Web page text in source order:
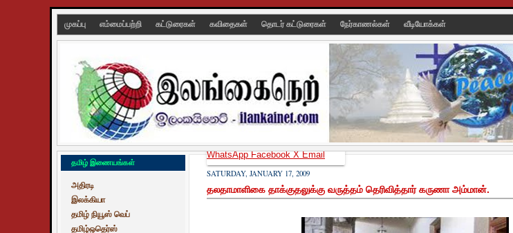
முகப்பு எம்மைப்பற்றி கட்டுரைகள் கவிதைகள் தொடர் கட்டுரைகள் நேர்காணல்கள் வீடியோக்கள்
தமிழ் இணையங்கள்
அதிரடி
இலக்கியா
தமிழ் நியூஸ் வெப்
தமிழ்ஒதெர்ஸ்
SATURDAY, JANUARY 17, 2009
தலதாமாளிகை தாக்குதலுக்கு வருத்தம் தெரிவித்தார் கருணா அம்மான்.
WhatsAppFacebookXEmail